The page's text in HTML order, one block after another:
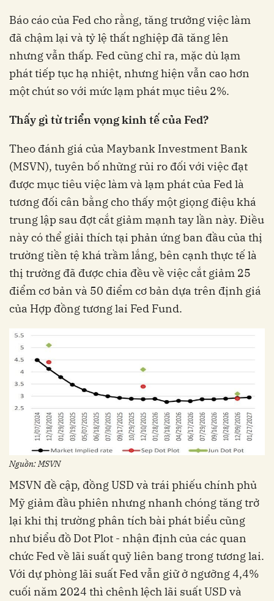
Báo cáo của Fed cho rằng, tăng trưởng việc làm
đã chậm lại và tỷ lệ thất nghiệp đã tăng lên
nhưng vẫn thấp. Fed cũng chỉ ra, mặc dù lạm
phát tiếp tục hạ nhiệt, nhưng hiện vẫn cao hơn
một chút so với mức lạm phát mục tiêu 2%.
Thấy gì từ triển vọng kinh tế của Fed?
Theo đánh giá của Maybank Investment Bank
(MSVN), tuyên bố những rủi ro đối với việc đạt
được mục tiêu việc làm và lạm phát của Fed là
tương đối cân bằng cho thấy một giọng điệu khá
trung lập sau đợt cắt giảm mạnh tay lần này. Điều
này có thể giải thích tại phản ứng ban đầu của thị
trường tiền tệ khá trầm lắng, bên cạnh thực tế là
thị trường đã được chia đều về việc cắt giảm 25
điểm cơ bản và 50 điểm cơ bản dựa trên định giá
của Hợp đồng tương lai Fed Fund.
Nguồn: MSVN
MSVN đề cập, đồng USD và trái phiếu chính phủ
Mỹ giảm đầu phiên nhưng nhanh chóng tăng trở
lại khi thị trường phân tích bài phát biểu cũng
như biểu đồ Dot Plot - nhận định của các quan
chức Fed về lãi suất quỹ liên bang trong tương lai.
Với dự phòng lãi suất Fed vẫn giữ ở ngưỡng 4,4%
cuối năm 2024 thì chênh lệch lãi suất USD và